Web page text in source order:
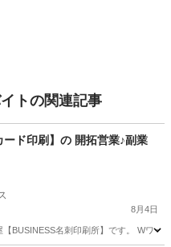
トの関連記事
ード印刷】の 開拓営業♪副業
8月4日
BUSINESS名刺印刷所】です。 Wワ